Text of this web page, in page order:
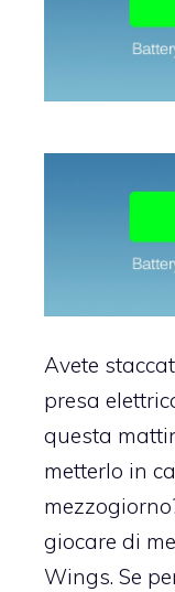
Avete
presa
questa
metterlo in
giocare di
Wings. Se